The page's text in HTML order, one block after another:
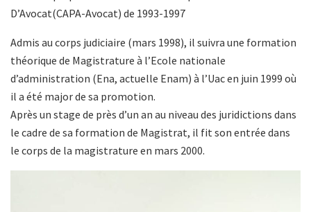
D’Avocat(CAPA-Avocat) de 1993-1997
Admis au corps judiciaire (mars 1998), il suivra une formation
théorique de Magistrature à l’Ecole nationale
d’administration (Ena, actuelle Enam) à l’Uac en juin 1999 où
il a été major de sa promotion.
Après un stage de près d’un an au niveau des juridictions dans
le cadre de sa formation de Magistrat, il fit son entrée dans
le corps de la magistrature en mars 2000.